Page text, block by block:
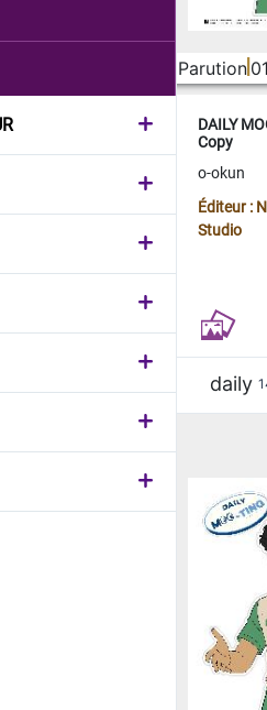
Parution
DAILY
Copy
o-okun
Éditeur :
Studio
daily